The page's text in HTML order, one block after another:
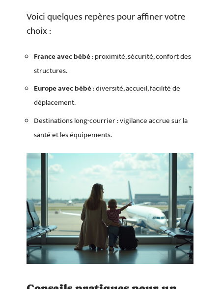
Voici quelques repères pour affiner votre
choix :
France avec bébé: proximité, sécurité, confort des
structures.
Europe avec bébé: diversité, accueil, facilité de
déplacement.
Destinations long-courrier : vigilance accrue sur la
santé et les équipements.